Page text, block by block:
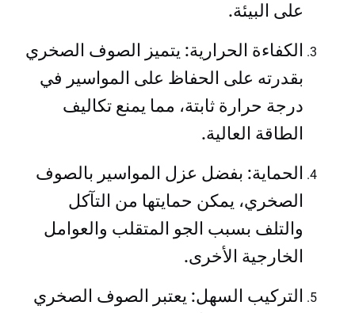
على البيئة.
الكفاءة الحرارية: يتميز الصوف الصخري
بقدرته على الحفاظ على المواسير في
درجة حرارة ثابتة، مما يمنع تكاليف
الطاقة العالية.
الحماية: بفضل عزل المواسير بالصوف
الصخري، يمكن حمايتها من التآكل
والتلف بسبب الجو المتقلب والعوامل
الخارجية الأخرى.
التركيب السهل: يعتبر الصوف الصخري